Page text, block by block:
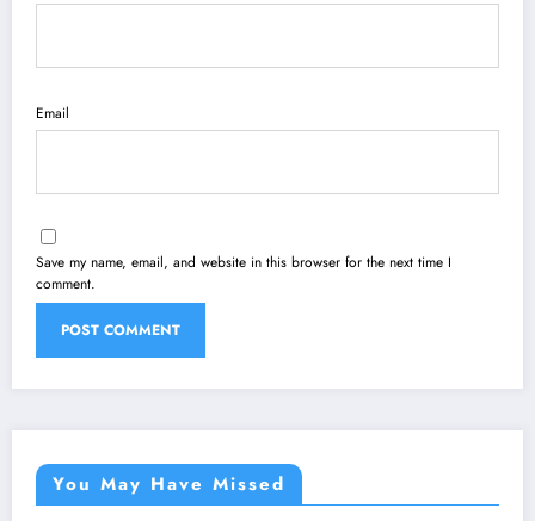
Email
Save my name, email, and website in this browser for the next time I
comment.
You May Have Missed